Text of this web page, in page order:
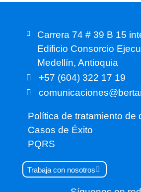
Carrera 74 # 39 B 15
Edificio Consorcio
Medellín, Antioquia
+57 (604) 322 17 19
Política de tratamiento de
Casos de Éxito
PQRS
Trabaja con nosotros